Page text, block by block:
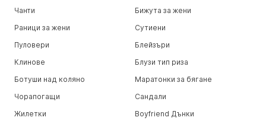
Чанти
Бижута за жени
Раници за жени
Сутиени
Пуловери
Блейзъри
Клинове
Блузи тип риза
Ботуши над коляно
Маратонки за бягане
Чорапогащи
Сандали
Жилетки
Boyfriend Дънки